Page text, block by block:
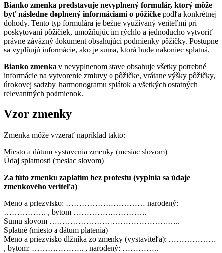
Bianko zmenka predstavuje nevyplnený formulár, ktorý môže
byť následne doplnený informáciami o pôžičke podľa konkrétnej
dohody. Tento typ formulára je bežne využívaný veriteľmi pri
poskytovaní pôžičiek, umožňujúc im rýchlo a jednoducho vytvoriť
právne záväzný dokument obsahujúci podmienky pôžičky. Postupne
sa vyplňujú informácie, ako je suma, ktorá bude nakoniec splatná.
Bianko zmenka v nevyplnenom stave obsahuje všetky potrebné
informácie na vytvorenie zmluvy o pôžičke, vrátane výšky pôžičky,
úrokovej sadzby, harmonogramu splátok a všetkých ostatných
relevantných podmienok.
Vzor zmenky
Zmenka môže vyzerať napríklad takto:
Miesto a dátum vystavenia zmenky (mesiac slovom)
Údaj splatnosti (mesiac slovom)
Za túto zmenku zaplatím bez protestu (vyplnia sa údaje
zmenkového veriteľa)
Meno a priezvisko: ………………………… narodený:
……………. , bytom ……………………….
Sumu slovom …………………………………………..
Splatné (miesto a dátum platenia)
Meno a priezvisko dlžníka zo zmenky (vystaviteľa): ………………
, bytom: ……………….. , narodený: …………..